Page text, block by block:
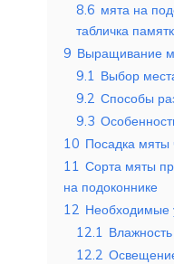
8.6 мята на
табличка
9 Выращивание
9.1 Выбор
9.2 Способы
9.3
10 Посадка мяты
11 Сорта мяты
на подоконнике
12 Необходимые
12.1
12.2